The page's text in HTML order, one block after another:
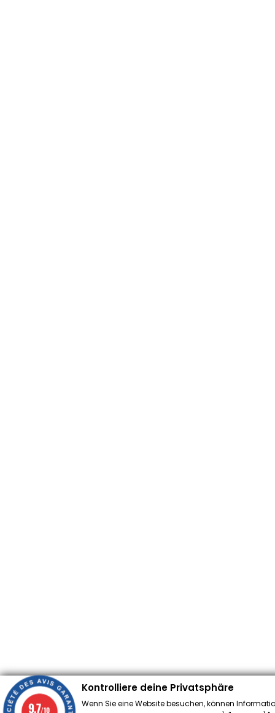
Kontrolliere deine Privatsphäre
Wenn Sie eine Website besuchen, können
9.7/10